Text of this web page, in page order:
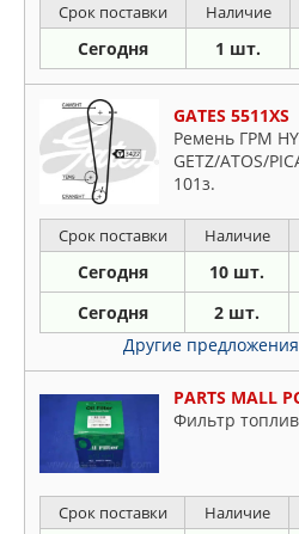
Срок поставки Наличие
Сегодня 1 шт.
GATES 5511XS
Ремень ГРМ
GETZ/ATOS/
101з.
Срок поставки Наличие
Сегодня 10 шт.
Сегодня 2 шт.
Другие
PARTS MALL
Фильтр
Срок поставки Наличие